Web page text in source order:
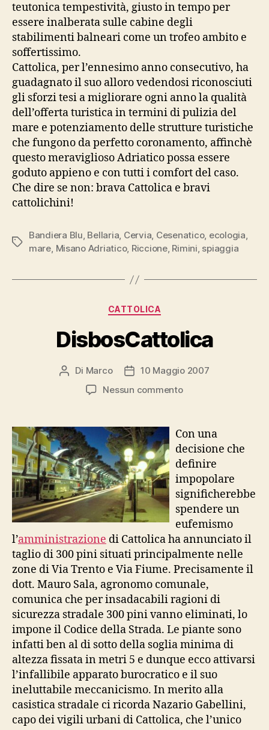
teutonica tempestività, giusto in tempo per
essere inalberata sulle cabine degli
stabilimenti balneari come un trofeo ambito e
soffertissimo.
Cattolica, per l’ennesimo anno consecutivo, ha
guadagnato il suo alloro vedendosi riconosciuti
gli sforzi tesi a migliorare ogni anno la qualità
dell’offerta turistica in termini di pulizia del
mare e potenziamento delle strutture turistiche
che fungono da perfetto coronamento, affinchè
questo meraviglioso Adriatico possa essere
goduto appieno e con tutti i comfort del caso.
Che dire se non: brava Cattolica e bravi
cattolichini!
Tag
Bandiera Blu, Bellaria, Cervia, Cesenatico, ecologia,
mare, Misano Adriatico, Riccione, Rimini, spiaggia
Categorie
CATTOLICA
DisbosCattolica
Autore
articolo
Di Marco
Data10 Maggio 2007
Nessun commentosu
Con una
decisione che
definire
impopolare
significherebbe
spendere un
eufemismo
l’amministrazione di Cattolica ha annunciato il
taglio di 300 pini situati principalmente nelle
zone di Via Trento e Via Fiume. Precisamente il
dott. Mauro Sala, agronomo comunale,
comunica che per insadacabili ragioni di
sicurezza stradale 300 pini vanno eliminati, lo
impone il Codice della Strada. Le piante sono
infatti ben al di sotto della soglia minima di
altezza fissata in metri 5 e dunque ecco attivarsi
l’infallibile apparato burocratico e il suo
ineluttabile meccanicismo. In merito alla
casistica stradale ci ricorda Nazario Gabellini,
capo dei vigili urbani di Cattolica, che l’unico